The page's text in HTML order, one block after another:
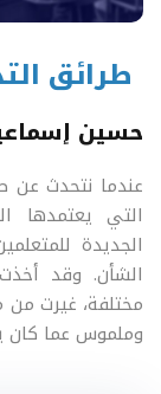
طرائق
حسين
عندما نتحدث عن
التي يعتمدها
الجديدة
الشأن. وقد
مختلفة، غيرت من
وملموس عما كان